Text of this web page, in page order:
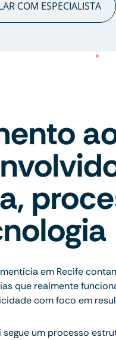
COM ESPECIALISTA
em Recife
que realmente
com foco em
um processo